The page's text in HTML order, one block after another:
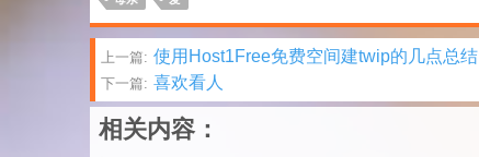
文
章
分
上一篇: 使用Host1Free免费空间建twip的几点总结
下一篇: 喜欢看人
相关内容：